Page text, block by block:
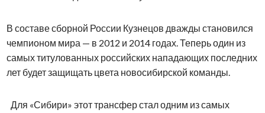
В составе сборной России Кузнецов дважды становился
чемпионом мира — в 2012 и 2014 годах. Теперь один из
самых титулованных российских нападающих последних
лет будет защищать цвета новосибирской команды.
Для «Сибири» этот трансфер стал одним из самых